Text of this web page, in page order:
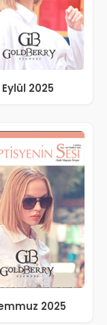
Eylül 2025
2025